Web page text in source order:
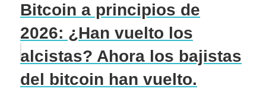
Bitcoin a principios de
2026: ¿Han vuelto los
alcistas? Ahora los bajistas
del bitcoin han vuelto.